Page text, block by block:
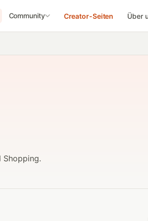
Community Creator-Seiten Über
Shopping.